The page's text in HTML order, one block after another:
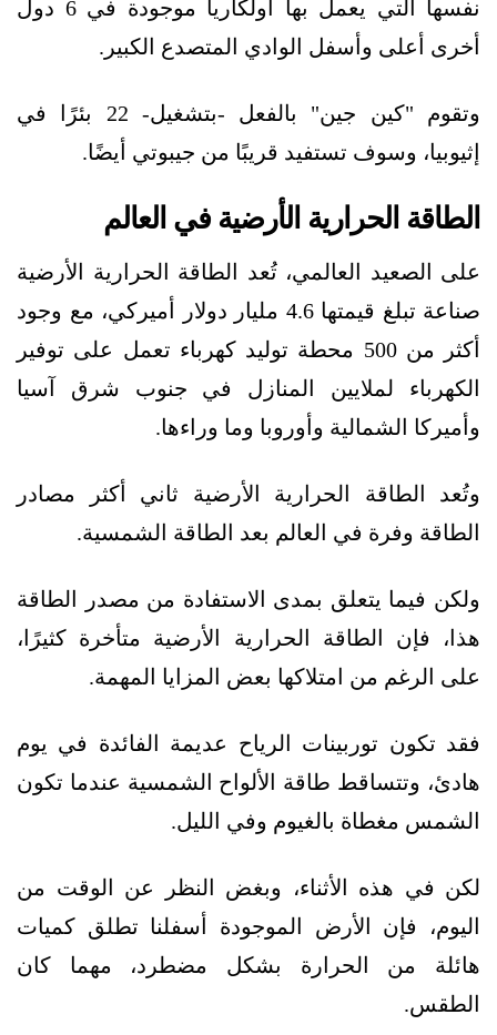
نفسها التي يعمل بها أولكاريا موجودة في 6 دول
أخرى أعلى وأسفل الوادي المتصدع الكبير.
وتقوم "كين جين" بالفعل -بتشغيل- 22 بئرًا في
إثيوبيا، وسوف تستفيد قريبًا من جيبوتي أيضًا.
الطاقة الحرارية الأرضية في العالم
على الصعيد العالمي، تُعد الطاقة الحرارية الأرضية
صناعة تبلغ قيمتها 4.6 مليار دولار أميركي، مع وجود
أكثر من 500 محطة توليد كهرباء تعمل على توفير
الكهرباء لملايين المنازل في جنوب شرق آسيا
وأميركا الشمالية وأوروبا وما وراءها.
وتُعد الطاقة الحرارية الأرضية ثاني أكثر مصادر
الطاقة وفرة في العالم بعد الطاقة الشمسية.
ولكن فيما يتعلق بمدى الاستفادة من مصدر الطاقة
هذا، فإن الطاقة الحرارية الأرضية متأخرة كثيرًا،
على الرغم من امتلاكها بعض المزايا المهمة.
فقد تكون توربينات الرياح عديمة الفائدة في يوم
هادئ، وتتساقط طاقة الألواح الشمسية عندما تكون
الشمس مغطاة بالغيوم وفي الليل.
لكن في هذه الأثناء، وبغض النظر عن الوقت من
اليوم، فإن الأرض الموجودة أسفلنا تطلق كميات
هائلة من الحرارة بشكل مضطرد، مهما كان
الطقس.